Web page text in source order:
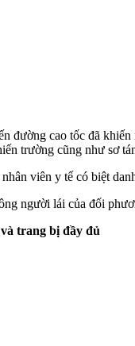
đường cao tốc đã
trường cũng như sơ
viên y tế có biệt
người lái của đối
trang bị đầy đủ